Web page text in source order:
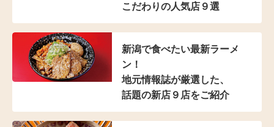
こだわりの人気店９選
新潟で食べたい最新ラーメ
ン！
地元情報誌が厳選した、
話題の新店９店をご紹介